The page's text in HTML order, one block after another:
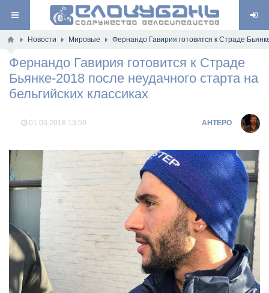
Новости Мировые Фернандо Гавирия готовится к Страде
Фернандо Гавирия готовится к Страде
Бьянке-2018 после неудачного старта на
бельгийских классиках
01.03.2018 13:59 AHTEPO